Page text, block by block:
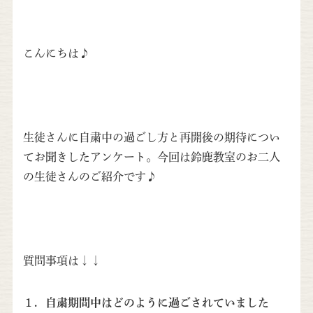
こんにちは♪
生徒さんに自粛中の過ごし方と再開後の期待につい
てお聞きしたアンケート。今回は鈴鹿教室のお二人
の生徒さんのご紹介です♪
質問事項は↓↓
１．自粛期間中はどのように過ごされていました